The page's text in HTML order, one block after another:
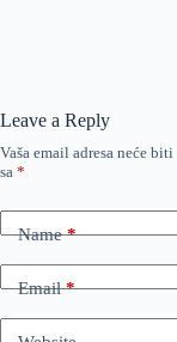
Leave a Reply
Vaša email adresa neće
sa *
Name*
Email*